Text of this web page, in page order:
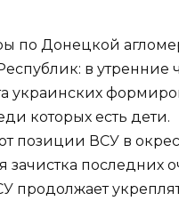
по Донецкой
в утренние
украинских
которых есть дети.
позиции ВСУ в
зачистка последних
продолжает